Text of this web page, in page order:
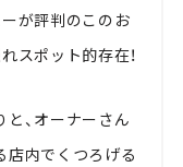
が評判のこのお
スポット的存在！
、オーナーさん
店内でくつろげる